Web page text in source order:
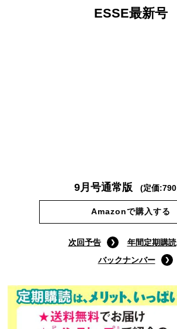
ESSE最新号
9月号通常版
Amazonで購入する
次回予告
年間定期購読
バックナンバー